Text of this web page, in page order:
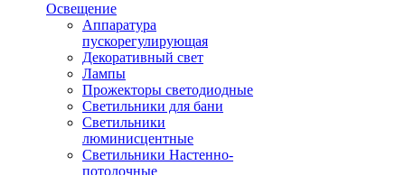
Освещение
Аппаратура
пускорегулирующая
Декоративный свет
Лампы
Прожекторы светодиодные
Светильники для бани
Светильники
люминисцентные
Светильники Настенно-
потолочные